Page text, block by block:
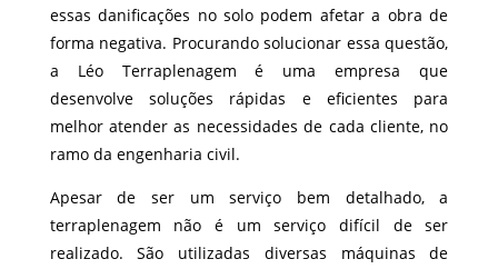
essas danificações no solo podem afetar a obra de
forma negativa. Procurando solucionar essa questão,
a Léo Terraplenagem é uma empresa que
desenvolve soluções rápidas e eficientes para
melhor atender as necessidades de cada cliente, no
ramo da engenharia civil.
Apesar de ser um serviço bem detalhado, a
terraplenagem não é um serviço difícil de ser
realizado. São utilizadas diversas máquinas de